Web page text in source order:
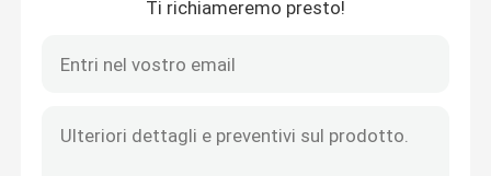
Profilo della schiuma del PVC
Profilo della decorazione del PVC
Ti richiameremo presto!